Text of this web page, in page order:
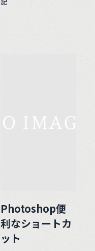
Photoshop便
利なショートカ
ット